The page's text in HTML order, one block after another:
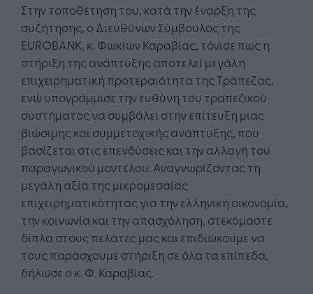
Στην τοποθέτηση του, κατά την έναρξη της
συζήτησης, ο Διευθύνων Σύμβουλος της
EUROBANK, κ. Φωκίων Καραβίας, τόνισε πως η
στήριξη της ανάπτυξης αποτελεί μεγάλη
επιχειρηματική προτεραιότητα της Τράπεζας,
ενώ υπογράμμισε την ευθύνη του τραπεζικού
συστήματος να συμβάλει στην επίτευξη μιας
βιώσιμης και συμμετοχικής ανάπτυξης, που
βασίζεται στις επενδύσεις και την αλλαγή του
παραγωγικού μοντέλου. Αναγνωρίζοντας τη
μεγάλη αξία της μικρομεσαίας
επιχειρηματικότητας για την ελληνική οικονομία,
την κοινωνία και την απασχόληση, στεκόμαστε
δίπλα στους πελάτες μας και επιδιώκουμε να
τους παράσχουμε στήριξη σε όλα τα επίπεδα,
δήλωσε ο κ. Φ. Καραβίας.